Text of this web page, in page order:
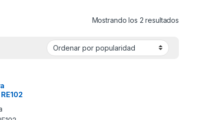
Mostrando los 2 resultados